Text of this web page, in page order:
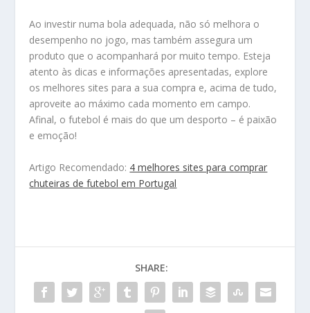
Ao investir numa bola adequada, não só melhora o
desempenho no jogo, mas também assegura um
produto que o acompanhará por muito tempo. Esteja
atento às dicas e informações apresentadas, explore
os melhores sites para a sua compra e, acima de tudo,
aproveite ao máximo cada momento em campo.
Afinal, o futebol é mais do que um desporto – é paixão
e emoção!
Artigo Recomendado: 4 melhores sites para comprar
chuteiras de futebol em Portugal
SHARE: